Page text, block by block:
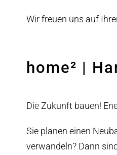
Wir freuen uns auf
home² |
Die Zukunft bauen!
Sie planen einen
verwandeln? Dann